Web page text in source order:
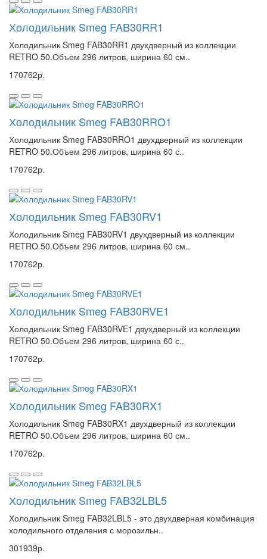
Холодильник Smeg FAB30RR1
Холодильник Smeg FAB30RR1 двухдверный из коллекции
RETRO 50.Объем 296 литров, ширина 60 см..
170762р.
Холодильник Smeg FAB30RRO1
Холодильник Smeg FAB30RRO1 двухдверный из коллекции
RETRO 50.Объем 296 литров, ширина 60 с..
170762р.
Холодильник Smeg FAB30RV1
Холодильник Smeg FAB30RV1 двухдверный из коллекции
RETRO 50.Объем 296 литров, ширина 60 см..
170762р.
Холодильник Smeg FAB30RVE1
Холодильник Smeg FAB30RVE1 двухдверный из коллекции
RETRO 50.Объем 296 литров, ширина 60 с..
170762р.
Холодильник Smeg FAB30RX1
Холодильник Smeg FAB30RX1 двухдверный из коллекции
RETRO 50.Объем 296 литров, ширина 60 см..
170762р.
Холодильник Smeg FAB32LBL5
Холодильник Smeg FAB32LBL5 - это двухдверная комбинация
холодильного отделения с морозильн..
301939р.